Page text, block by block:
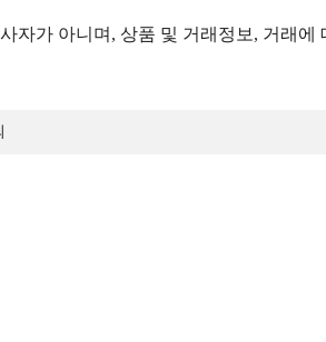
가 아니며, 상품 및 거래정보, 거래에